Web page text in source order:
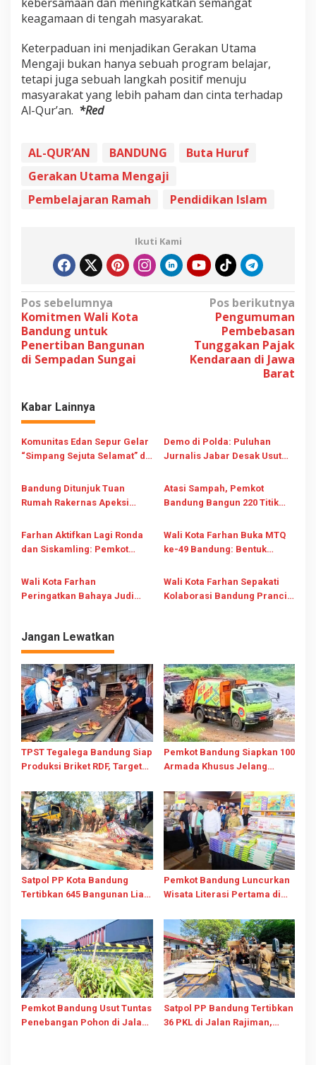
keagamaan di tengah masyarakat.
Keterpaduan ini menjadikan Gerakan Utama
Mengaji bukan hanya sebuah program belajar,
tetapi juga sebuah langkah positif menuju
masyarakat yang lebih paham dan cinta terhadap
Al-Qur’an. *Red
AL-QUR’AN BANDUNG
Buta Huruf
Gerakan Utama Mengaji
Pembelajaran Ramah
Pendidikan Islam
Ikuti Kami
N
a
v
i
a
s
i
p
o
s
Pos sebelumnya
Komitmen Wali Kota
Bandung untuk
Penertiban Bangunan
di Sempadan Sungai
Pos berikutnya
Pengumuman
Pembebasan
Tunggakan Pajak
Kendaraan di Jawa
Barat
Kabar Lainnya
Komunitas Edan Sepur Gelar
“Simpang Sejuta Selamat” di
Lalu Lintas
Demo di Polda: Puluhan
Jurnalis Jabar Desak Usut
Paris Terhadap Profesi Pers
Bandung Ditunjuk Tuan
Rumah Rakernas Apeksi
Ekonomi dan Citra Kota
Atasi Sampah, Pemkot
Bandung Bangun 220 Titik
Agustus
Farhan Aktifkan Lagi Ronda
dan Siskamling: Pemkot
Kekerasan Pelajar dan Begal
Saat Libur Sekolah
Wali Kota Farhan Buka MTQ
ke-49 Bandung: Bentuk
UTAMA
Wali Kota Farhan
Peringatkan Bahaya Judi
Wali Kota Farhan Sepakati
Kolaborasi Bandung Prancis
Jangan Lewatkan
TPST Tegalega Bandung Siap
Produksi Briket RDF, Target
Pemkot Bandung Siapkan 100
Armada Khusus Jelang
Nangka 2029
Satpol PP Kota Bandung
Tertibkan 645 Bangunan Liar
Pemkot Bandung Luncurkan
Wisata Literasi Pertama di
Plates
Pemkot Bandung Usut Tuntas
Penebangan Pohon di Jalan
Satpol PP Bandung Tertibkan
36 PKL di Jalan Rajiman,